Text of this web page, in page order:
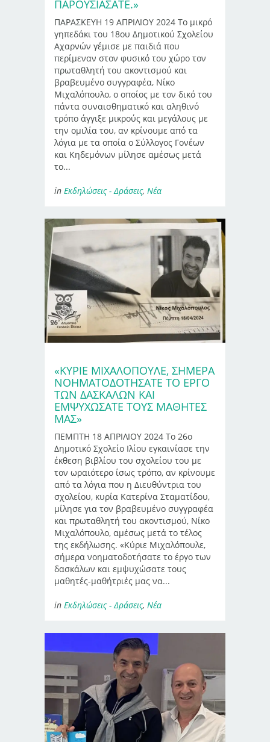
ΠΑΡΟΥΣΙΆΣΑΤΕ.»
ΠΑΡΑΣΚΕΥΗ 19 ΑΠΡΙΛΙΟΥ 2024 Το μικρό
γηπεδάκι του 18ου Δημοτικού Σχολείου
Αχαρνών γέμισε με παιδιά που
περίμεναν στον φυσικό του χώρο τον
πρωταθλητή του ακοντισμού και
βραβευμένο συγγραφέα, Νίκο
Μιχαλόπουλο, ο οποίος με τον δικό του
πάντα συναισθηματικό και αληθινό
τρόπο άγγιξε μικρούς και μεγάλους με
την ομιλία του, αν κρίνουμε από τα
λόγια με τα οποία ο Σύλλογος Γονέων
και Κηδεμόνων μίλησε αμέσως μετά
το...
in Εκδηλώσεις - Δράσεις, Νέα
«ΚΎΡΙΕ ΜΙΧΑΛΌΠΟΥΛΕ, ΣΉΜΕΡΑ
ΝΟΗΜΑΤΟΔΟΤΉΣΑΤΕ ΤΟ ΈΡΓΟ
ΤΩΝ ΔΑΣΚΆΛΩΝ ΚΑΙ
ΕΜΨΥΧΏΣΑΤΕ ΤΟΥΣ ΜΑΘΗΤΈΣ
ΜΑΣ»
ΠΕΜΠΤΗ 18 ΑΠΡΙΛΙΟΥ 2024 Το 26ο
Δημοτικό Σχολείο Ιλίου εγκαινίασε την
έκθεση βιβλίου του σχολείου του με
τον ωραιότερο ίσως τρόπο, αν κρίνουμε
από τα λόγια που η Διευθύντρια του
σχολείου, κυρία Κατερίνα Σταματίδου,
μίλησε για τον βραβευμένο συγγραφέα
και πρωταθλητή του ακοντισμού, Νίκο
Μιχαλόπουλο, αμέσως μετά το τέλος
της εκδήλωσης. «Κύριε Μιχαλόπουλε,
σήμερα νοηματοδοτήσατε το έργο των
δασκάλων και εμψυχώσατε τους
μαθητές-μαθήτριές μας να...
in Εκδηλώσεις - Δράσεις, Νέα